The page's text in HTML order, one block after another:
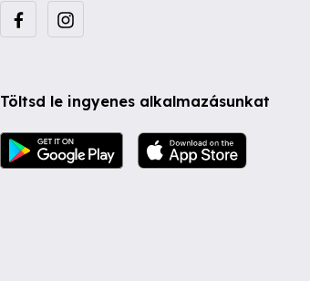
Töltsd le ingyenes alkalmazásunkat